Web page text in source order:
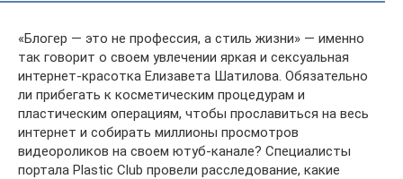
«Блогер — это не профессия, а стиль жизни» — именно
так говорит о своем увлечении яркая и сексуальная
интернет-красотка Елизавета Шатилова. Обязательно
ли прибегать к косметическим процедурам и
пластическим операциям, чтобы прославиться на весь
интернет и собирать миллионы просмотров
видеороликов на своем ютуб-канале? Специалисты
портала Plastic Club провели расследование, какие